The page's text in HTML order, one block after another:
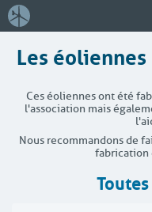
Les
Ces éoliennes ont été
l'association mais
Nous recommandons de
fabrication